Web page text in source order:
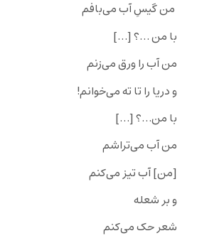
من گيسِ آب می‌بافم
با من …؟ […]
من آب را ورق می‌زنم
و دريا را تا ته می‌خوانم!
با من…؟ […]
من آب می‌تراشم
[من] آب تيز می‌کنم
و بر شعله
شعر حک می‌کنم